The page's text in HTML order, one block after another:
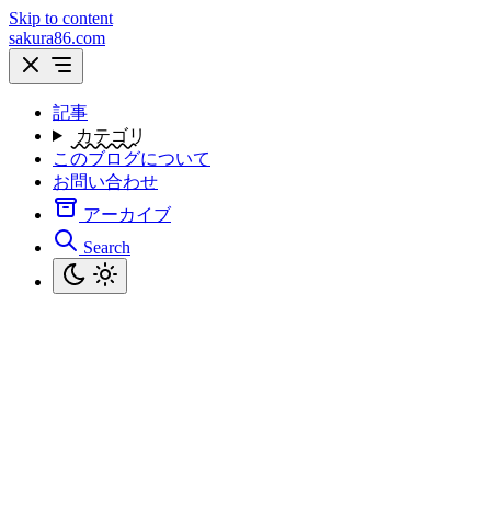
Skip to content
sakura86.com
記事
カテゴリ
このブログについて
お問い合わせ
アーカイブ
Search